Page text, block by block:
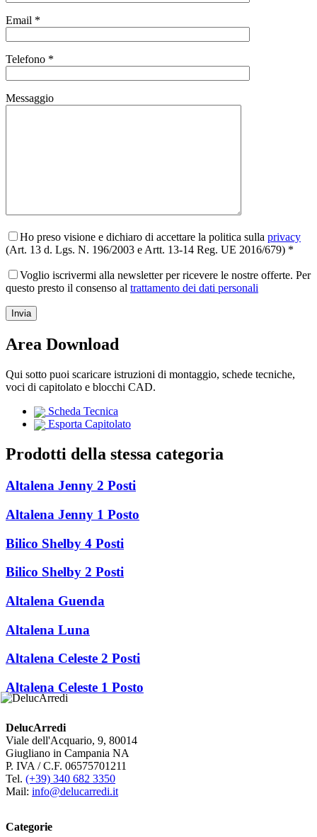
Email *
Telefono *
Messaggio
Ho preso visione e dichiaro di accettare la politica sulla privacy
(Art. 13 d. Lgs. N. 196/2003 e Artt. 13-14 Reg. UE 2016/679) *
Voglio iscrivermi alla newsletter per ricevere le nostre offerte. Per
questo presto il consenso al trattamento dei dati personali
Area Download
Qui sotto puoi scaricare istruzioni di montaggio, schede tecniche,
voci di capitolato e blocchi CAD.
Scheda Tecnica
Esporta Capitolato
Prodotti della stessa categoria
Altalena Jenny 2 Posti
Altalena Jenny 1 Posto
Bilico Shelby 4 Posti
Bilico Shelby 2 Posti
Altalena Guenda
Altalena Luna
Altalena Celeste 2 Posti
Altalena Celeste 1 Posto
DelucArredi
Viale dell'Acquario, 9, 80014
Giugliano in Campania NA
P. IVA / C.F. 06575701211
Tel. (+39) 340 682 3350
Mail: info@delucarredi.it
Categorie